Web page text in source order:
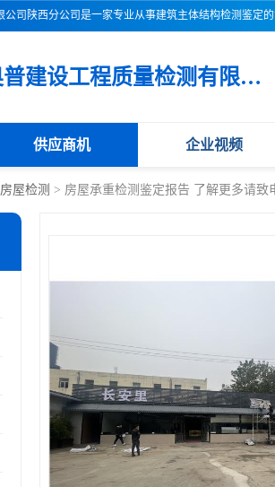
三亚市吉奥普建设工程质量检测有限公司陕西分公司
供应商机 企业视频
房屋检测 > 房屋承重检测鉴定报告 了解更多请致